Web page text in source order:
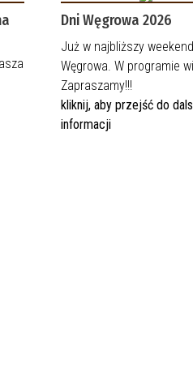
Dni Węgrowa 2026
Już w najbliższy
Węgrowa. W programie
Zapraszamy!!!
kliknij, aby przejść do
informacji